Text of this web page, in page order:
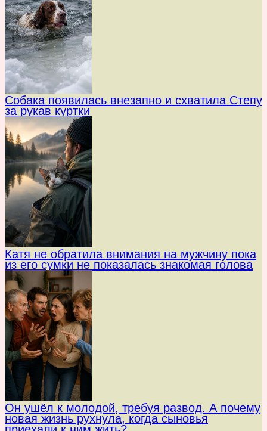
Собака появилась внезапно и схватила Степу
за рукав куртки
Катя не обратила внимания на мужчину пока
из его сумки не показалась знакомая голова
Он ушёл к молодой, требуя развод. А почему
новая жизнь рухнула, когда сыновья